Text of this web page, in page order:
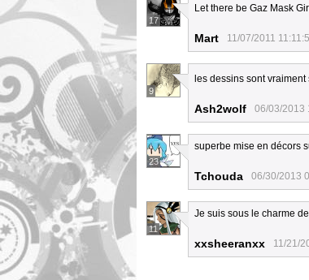
17
Let there be Gaz Mask
Mart 11/07/2011
9
les dessins sont
Ash2wolf 06/03/2013
23
superbe mise en décors
Tchouda 06/30/2013
11
Je suis sous le charme
xxsheeranxx 11/21/